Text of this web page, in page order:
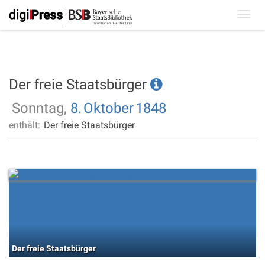
Der freie Staatsbürger
Sonntag, 8.Oktober1848
enthält: Der freie Staatsbürger
Der freie Staatsbürger